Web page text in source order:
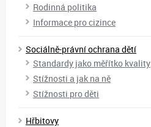
Rodinná politika
Informace pro cizince
Sociálně-právní ochrana dětí
Standardy jako měřítko kvality
Stížnosti a jak na ně
Stížnosti pro děti
Hřbitovy